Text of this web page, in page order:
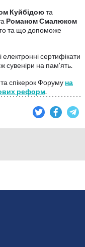
Куйбідоюта
Романом Смалюком
та що допоможе
сертифікати
сувеніри на пам’ять.
та спікерок Форуму на
реформ.